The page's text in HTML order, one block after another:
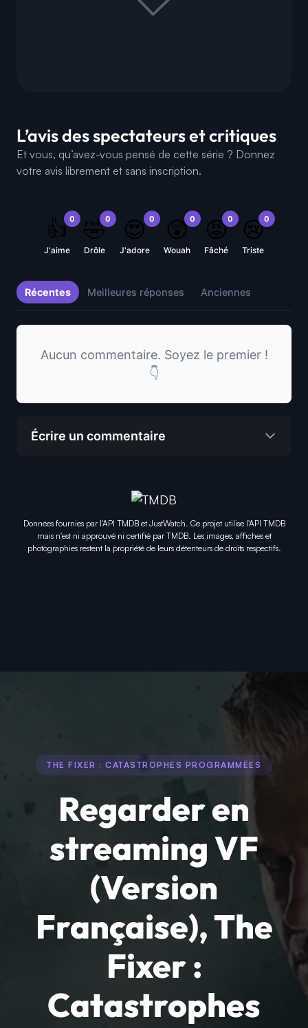
L’avis des spectateurs et critiques
Et vous, qu’avez-vous pensé de cette série ? Donnez
votre avis librement et sans inscription.
0
👍
J'aime
0
🤣
Drôle
0
😍
J'adore
0
😲
Wouah
0
😡
Fâché
0
😢
Triste
Récentes Meilleures réponses Anciennes
Aucun commentaire. Soyez le premier !
👇
Écrire un commentaire
Données fournies par l'API TMDB et JustWatch. Ce projet utilise l'API TMDB
mais n'est ni approuvé ni certifié par TMDB. Les images, affiches et
photographies restent la propriété de leurs détenteurs de droits respectifs.
THE FIXER : CATASTROPHES PROGRAMMÉES
Regarder en
streaming VF
(Version
Française), The
Fixer :
Catastrophes